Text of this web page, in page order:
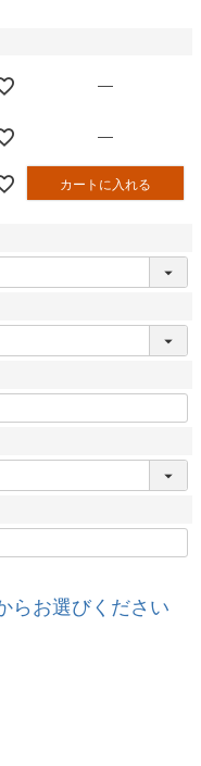
—
—
カートに入れる
らお選びください